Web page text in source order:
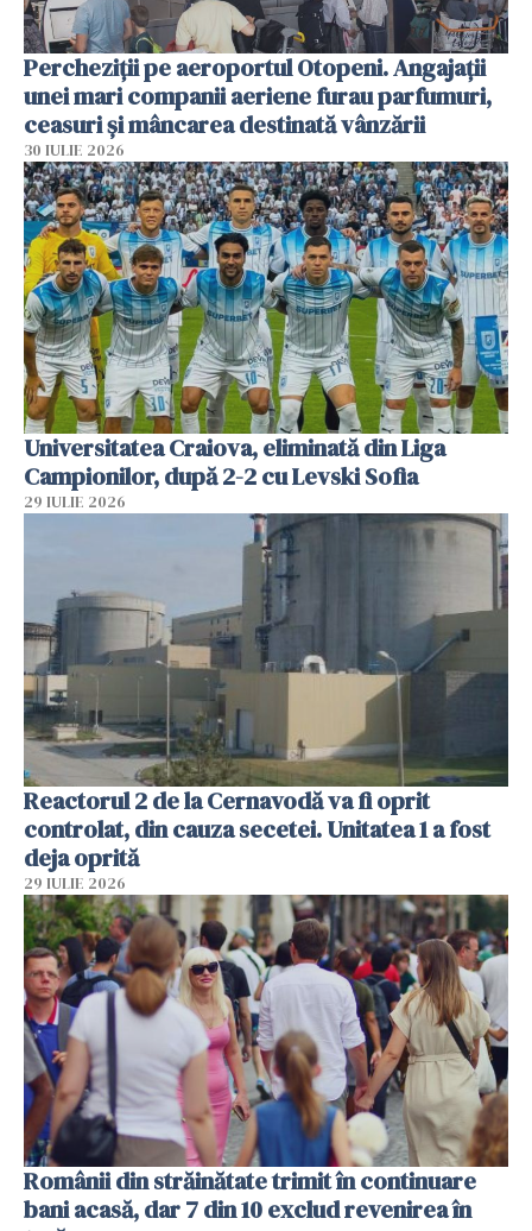
Percheziții pe aeroportul Otopeni. Angajații
unei mari companii aeriene furau parfumuri,
ceasuri și mâncarea destinată vânzării
30 IULIE 2026
Universitatea Craiova, eliminată din Liga
Campionilor, după 2-2 cu Levski Sofia
29 IULIE 2026
Reactorul 2 de la Cernavodă va fi oprit
controlat, din cauza secetei. Unitatea 1 a fost
deja oprită
29 IULIE 2026
Românii din străinătate trimit în continuare
bani acasă, dar 7 din 10 exclud revenirea în